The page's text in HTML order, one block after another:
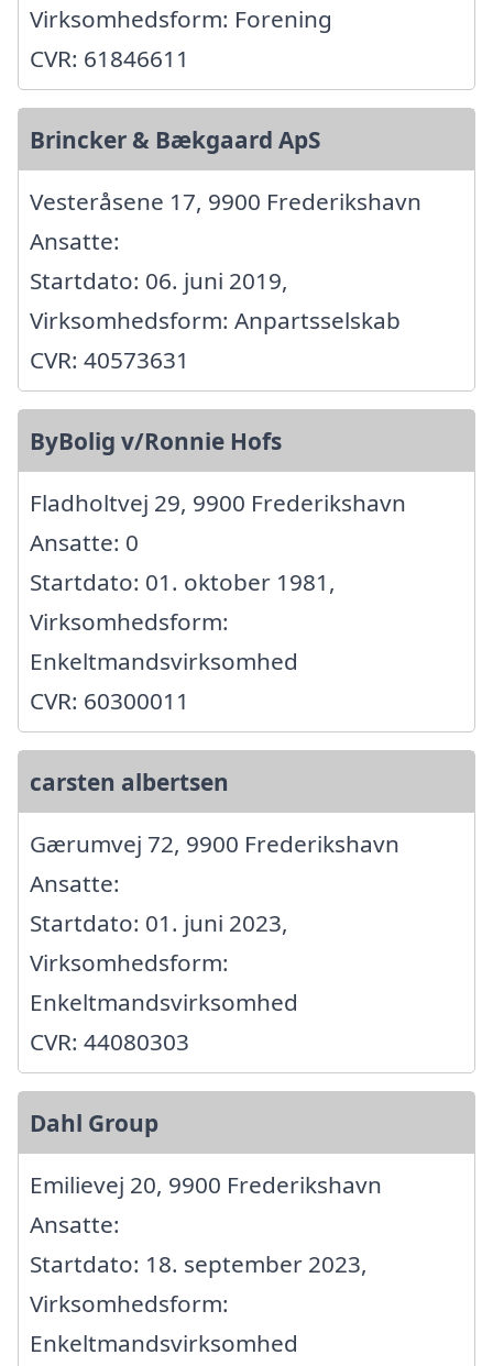
Virksomhedsform: Forening
CVR: 61846611
Brincker & Bækgaard ApS
Vesteråsene 17, 9900 Frederikshavn
Ansatte:
Startdato: 06. juni 2019,
Virksomhedsform: Anpartsselskab
CVR: 40573631
ByBolig v/Ronnie Hofs
Fladholtvej 29, 9900 Frederikshavn
Ansatte: 0
Startdato: 01. oktober 1981,
Virksomhedsform:
Enkeltmandsvirksomhed
CVR: 60300011
carsten albertsen
Gærumvej 72, 9900 Frederikshavn
Ansatte:
Startdato: 01. juni 2023,
Virksomhedsform:
Enkeltmandsvirksomhed
CVR: 44080303
Dahl Group
Emilievej 20, 9900 Frederikshavn
Ansatte:
Startdato: 18. september 2023,
Virksomhedsform:
Enkeltmandsvirksomhed